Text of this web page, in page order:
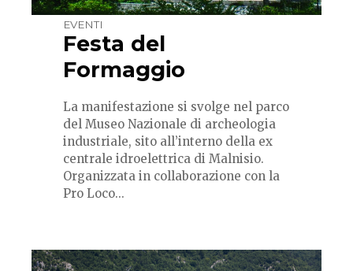
EVENTI
Festa del
Formaggio
La manifestazione si svolge nel parco
del Museo Nazionale di archeologia
industriale, sito all’interno della ex
centrale idroelettrica di Malnisio.
Organizzata in collaborazione con la
Pro Loco...